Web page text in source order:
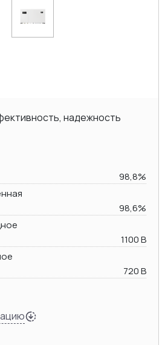
надежность
98,8%
98,6%
1100 В
720 В